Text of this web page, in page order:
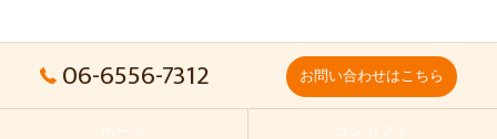
06-6556-7312 お問い合わせはこちら
ホーム コンセプト